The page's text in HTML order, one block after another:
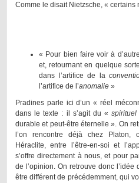
Comme le disait Nietzsche, « certains
« Pour bien faire voir à
et, retournant en quelque
dans l’artifice de la
l’artifice de l’anomalie »
Pradines parle ici d’un « réel
dans le texte : il s’agit du «
durable et peut-être éternelle ». On
l’on rencontre déjà chez Platon,
Héraclite, entre l’être-en-soi et
s’offre directement à nous, et pour
de l’opinion. On retrouve donc
être différent de précédemment, qui